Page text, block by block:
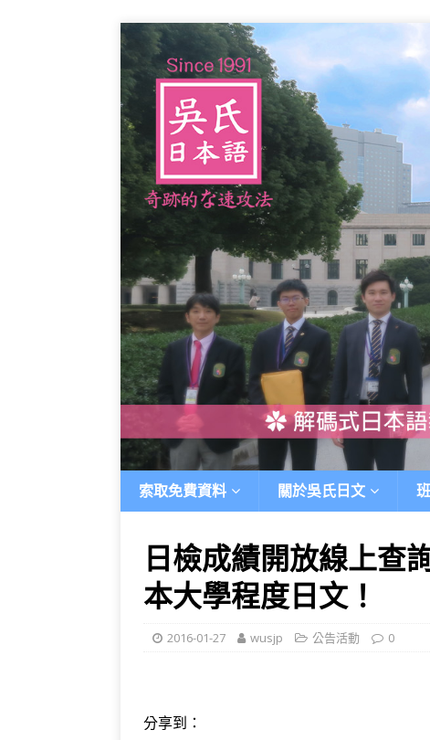
索取免費資料 關於吳氏日文
日檢成績開放線上查
本大學程度日文！
2016-01-27 wusjp 公告活動 0
分享到：